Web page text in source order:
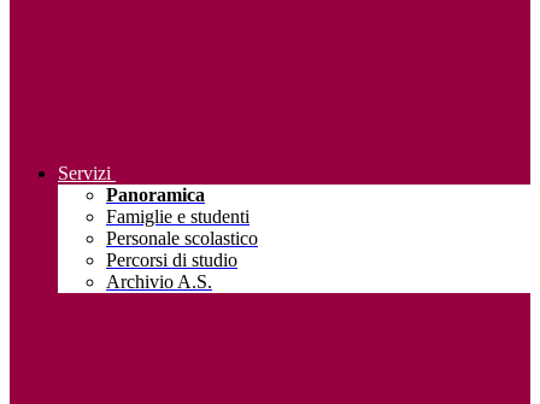
Servizi
Panoramica
Famiglie e studenti
Personale scolastico
Percorsi di studio
Archivio A.S.